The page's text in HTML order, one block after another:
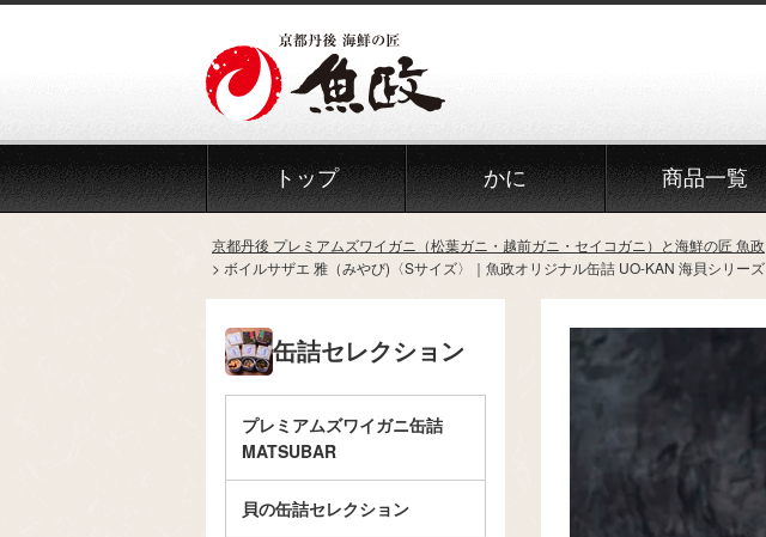
トップ かに 商品一覧
京都丹後 プレミアムズワイガニ（松葉ガニ・越前ガニ・セイコガニ）と海鮮の匠 魚政
ボイルサザエ 雅（みやび)〈Sサイズ〉｜魚政オリジナル缶詰 UO-KAN 海貝シリーズ
缶詰セレクション
プレミアムズワイガニ缶詰
MATSUBAR
貝の缶詰セレクション